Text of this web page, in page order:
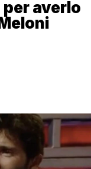
per averlo